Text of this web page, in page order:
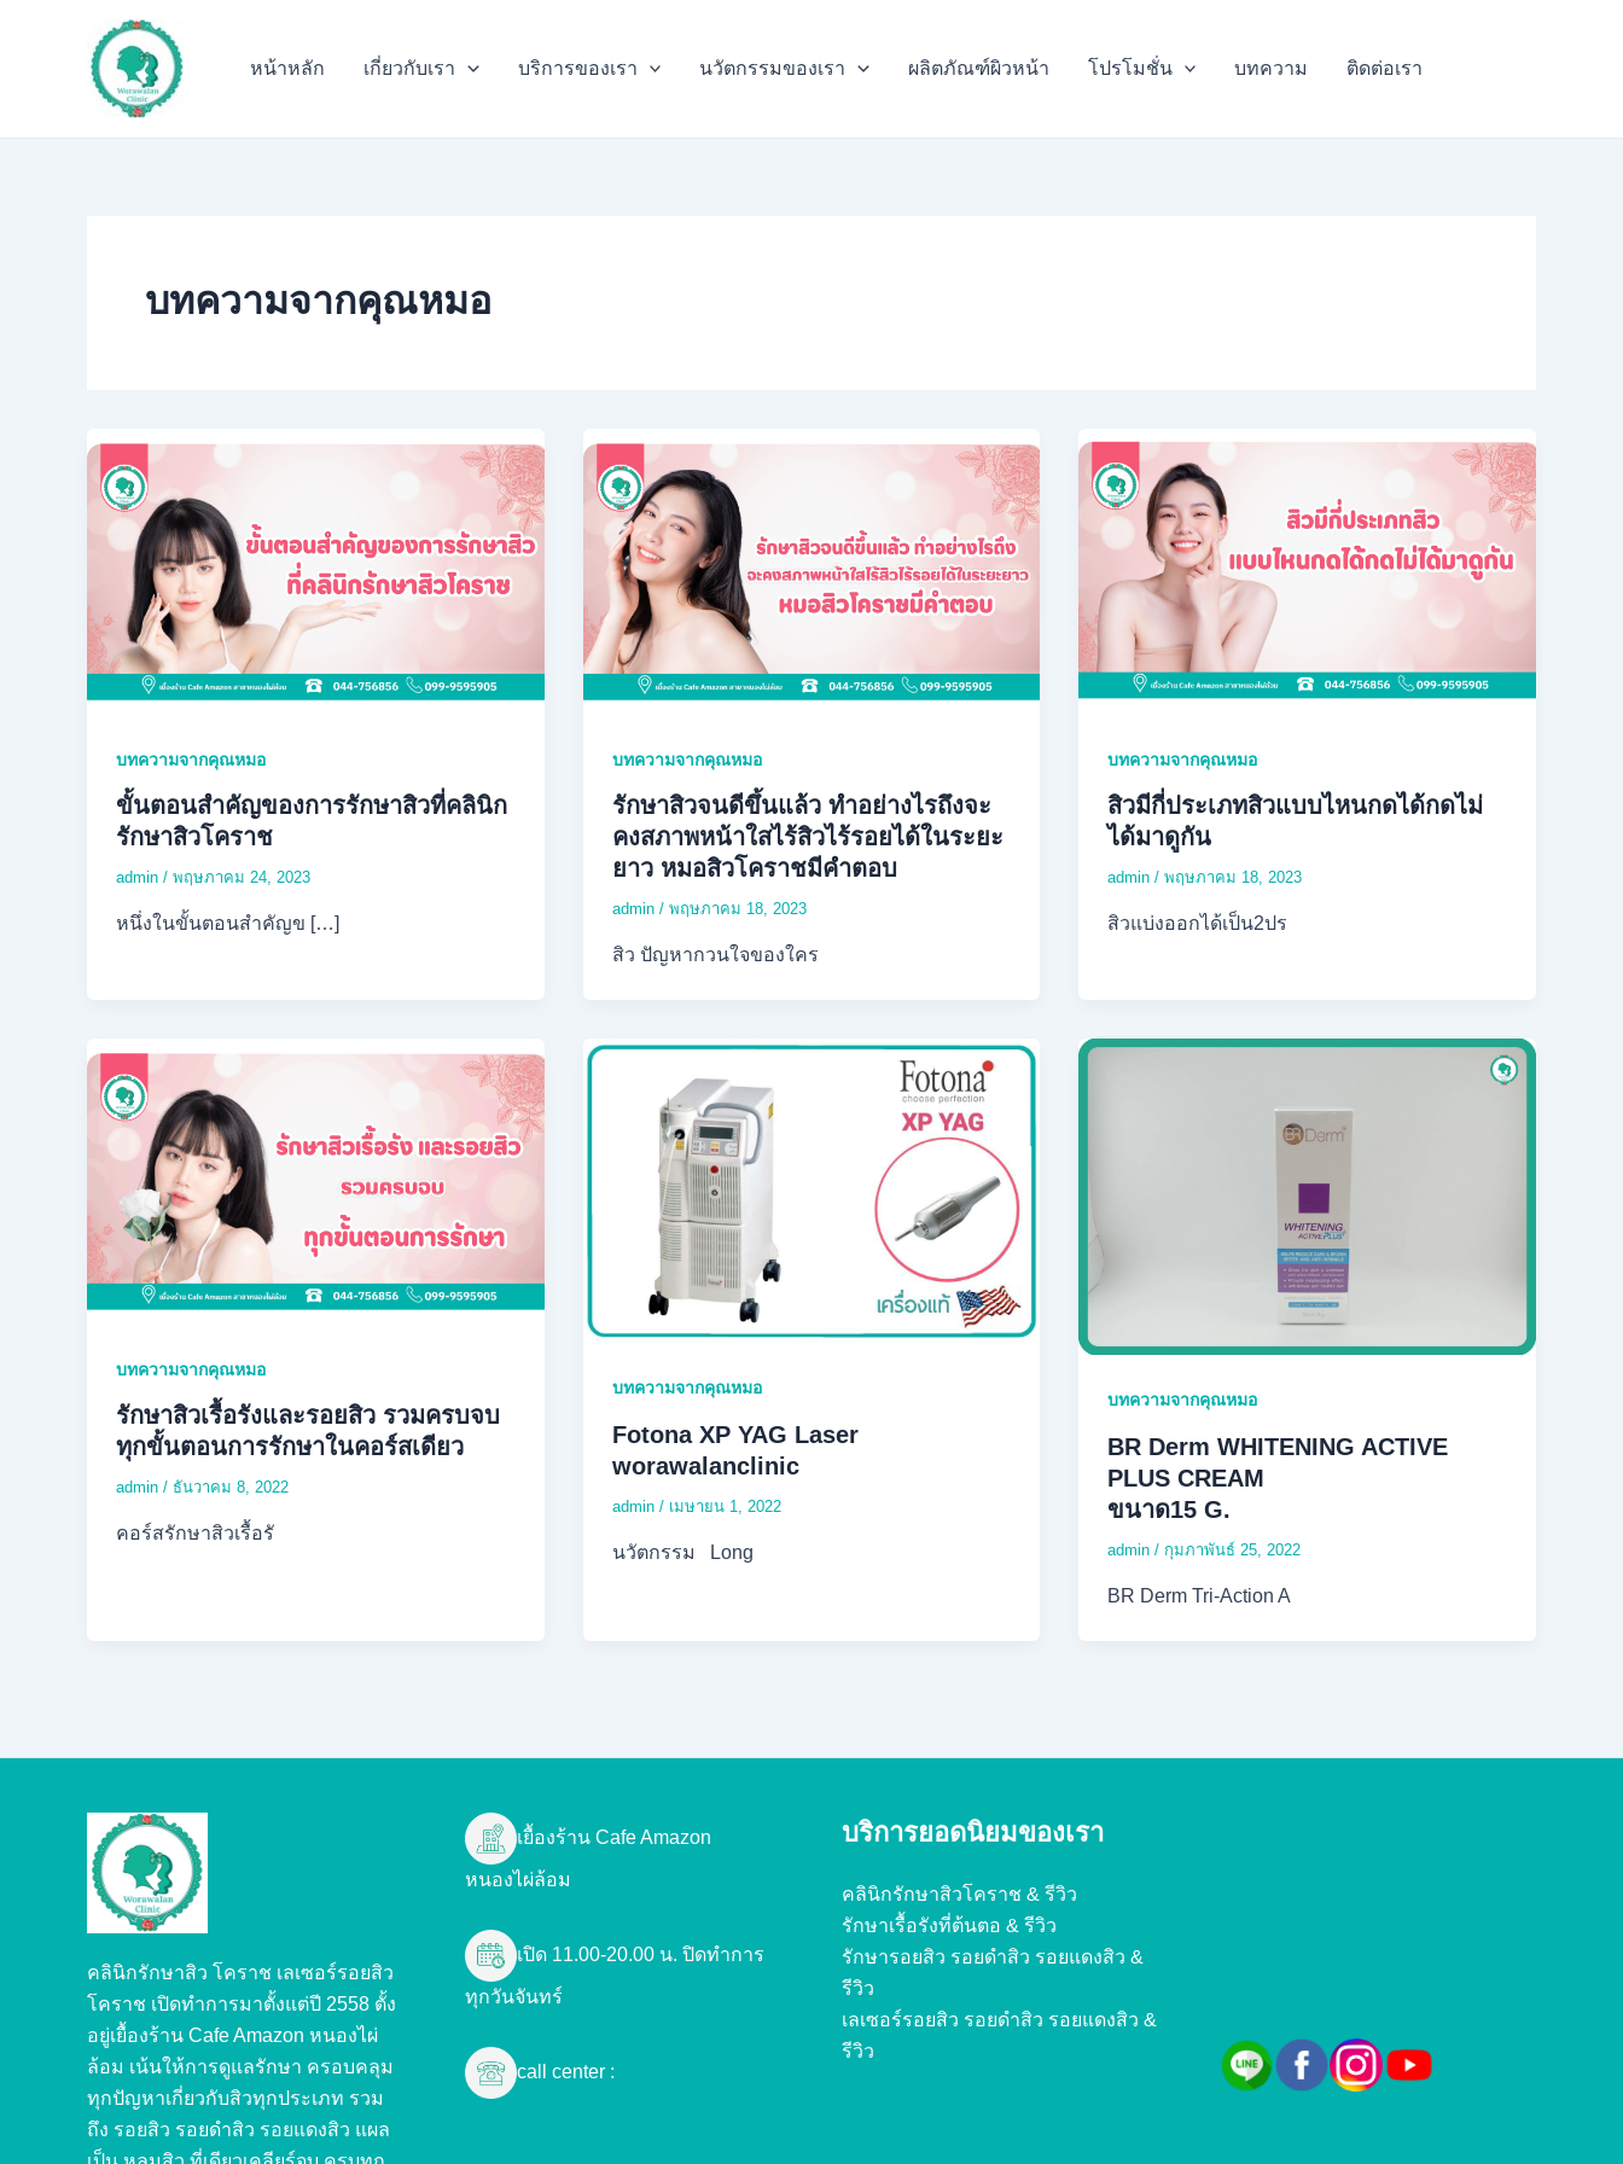
หน้าหลัก เกี่ยวกับเรา บริการของเรา นวัตกรรมของเรา ผลิตภัณฑ์ผิวหน้า โปรโมชั่น บทความ ติดต่อเรา
บทความจากคุณหมอ
บทความจากคุณหมอ
ขั้นตอนสำคัญของการรักษาสิวที่คลินิก
รักษาสิวโคราช
admin / พฤษภาคม 24, 2023
หนึ่งในขั้นตอนสำคัญข […]
บทความจากคุณหมอ
รักษาสิวจนดีขึ้นแล้ว ทำอย่างไรถึงจะ
คงสภาพหน้าใสไร้สิวไร้รอยได้ในระยะ
ยาว หมอสิวโคราชมีคำตอบ
admin / พฤษภาคม 18, 2023
สิว ปัญหากวนใจของใคร
บทความจากคุณหมอ
สิวมีกี่ประเภทสิวแบบไหนกดได้กดไม่
ได้มาดูกัน
admin/พฤษภาคม 18, 2023
สิวแบ่งออกได้เป็น2ปร
บทความจากคุณหมอ
รักษาสิวเรื้อรังและรอยสิว รวมครบจบ
ทุกขั้นตอนการรักษาในคอร์สเดียว
admin / ธันวาคม 8, 2022
คอร์สรักษาสิวเรื้อรั
บทความจากคุณหมอ
Fotona XP YAG Laser
worawalanclinic
admin / เมษายน 1, 2022
นวัตกรรม Long
บทความจากคุณหมอ
BR Derm WHITENING ACTIVE
PLUS CREAM
ขนาด15 G.
admin/ กุมภาพันธ์ 25, 2022
BR Derm Tri-Action A
คลินิกรักษาสิว โคราช เลเซอร์รอยสิว
โคราช เปิดทำการมาตั้งแต่ปี 2558 ตั้ง
อยู่เยื้องร้าน Cafe Amazon หนองไผ่
ล้อม เน้นให้การดูแลรักษา ครอบคลุม
ทุกปัญหาเกี่ยวกับสิวทุกประเภท รวม
ถึง รอยสิว รอยดำสิว รอยแดงสิว แผล
เยื้องร้าน Cafe Amazon
หนองไผ่ล้อม
เปิด 11.00-20.00 น. ปิดทำการ
ทุกวันจันทร์
call center :
บริการยอดนิยมของเรา
คลินิกรักษาสิวโคราช & รีวิว
รักษาเรื้อรังที่ต้นตอ & รีวิว
รักษารอยสิว รอยดำสิว รอยแดงสิว &
รีวิว
เลเซอร์รอยสิว รอยดำสิว รอยแดงสิว &
รีวิว